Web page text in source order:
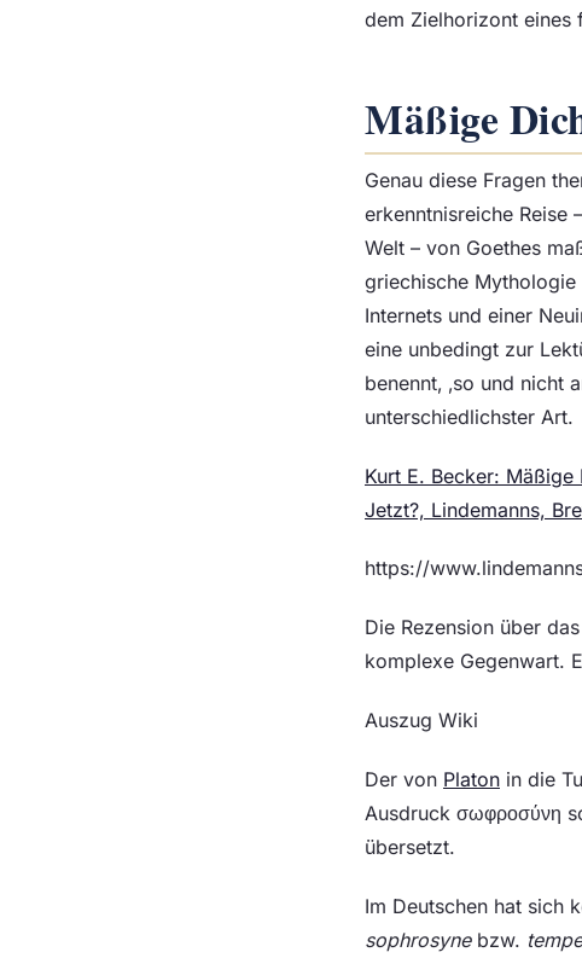
dem Zielhorizont eines
Mäßige
Genau diese Fragen
erkenntnisreiche Reise
Welt – von Goethes
griechische Mythologie
Internets und einer
eine unbedingt zur
benennt‚ ‚so und
unterschiedlichster Art.
Kurt E. Becker:
Jetzt?, Lindemanns,
https://
Die Rezension über
komplexe Gegenwart.
Auszug Wiki
Der von Platon in die
Ausdruck σωφροσύνη
übersetzt.
Im Deutschen hat sich
sophrosynebzw.